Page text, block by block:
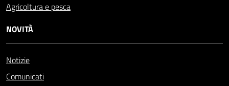
Agricoltura e pesca
NOVITÀ
Notizie
Comunicati